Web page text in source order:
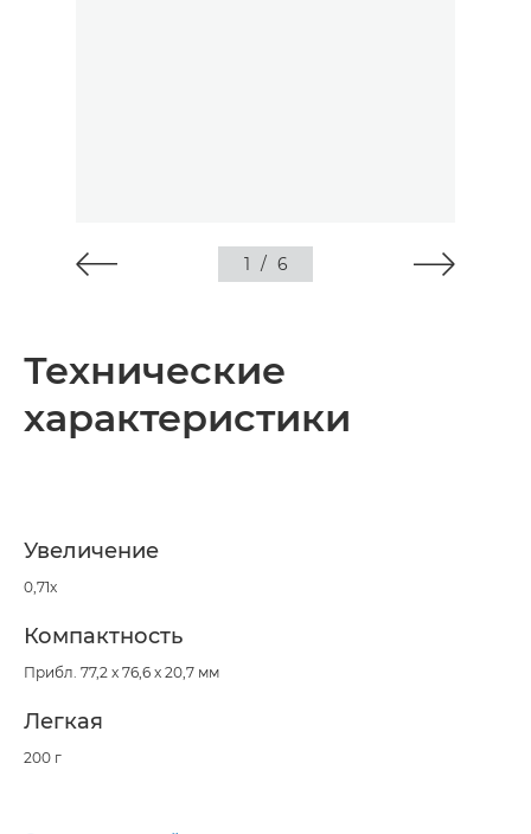
1 / 6
Технические
характеристики
Увеличение
0,71x
Компактность
Прибл. 77,2 x 76,6 x 20,7 мм
Легкая
200 г